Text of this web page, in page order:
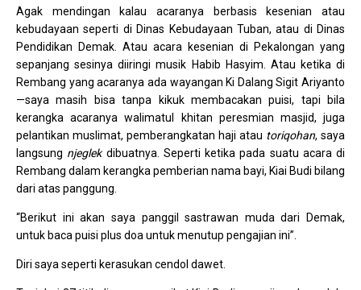
Agak mendingan kalau acaranya berbasis kesenian atau
kebudayaan seperti di Dinas Kebudayaan Tuban, atau di Dinas
Pendidikan Demak. Atau acara kesenian di Pekalongan yang
sepanjang sesinya diiringi musik Habib Hasyim. Atau ketika di
Rembang yang acaranya ada wayangan Ki Dalang Sigit Ariyanto
—saya masih bisa tanpa kikuk membacakan puisi, tapi bila
kerangka acaranya walimatul khitan peresmian masjid, juga
pelantikan muslimat, pemberangkatan haji atau toriqohan, saya
langsung njeglekdibuatnya. Seperti ketika pada suatu acara di
Rembang dalam kerangka pemberian nama bayi, Kiai Budi bilang
dari atas panggung.
“Berikut ini akan saya panggil sastrawan muda dari Demak,
untuk baca puisi plus doa untuk menutup pengajian ini”.
Diri saya seperti kerasukan cendol dawet.